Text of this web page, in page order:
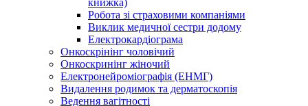
книжка)
Робота зі страховими компаніями
Виклик медичної сестри додому
Електрокардіограма
Онкоскрінінг чоловічий
Онкоскринінг жіночий
Електронейроміографія (ЕНМГ)
Видалення родимок та дерматоскопія
Ведення вагітності